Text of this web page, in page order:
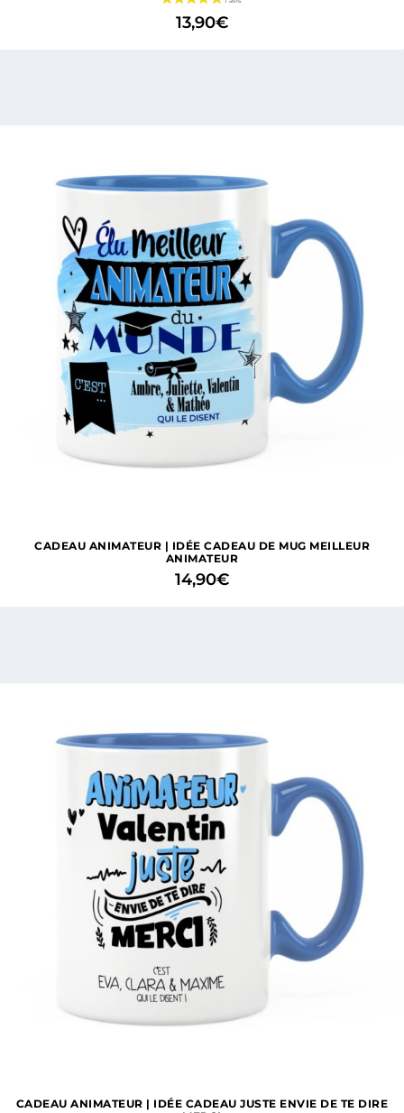
13,90€
CADEAU ANIMATEUR | IDÉE CADEAU DE MUG MEILLEUR
ANIMATEUR
14,90€
CADEAU ANIMATEUR | IDÉE CADEAU JUSTE ENVIE DE TE DIRE